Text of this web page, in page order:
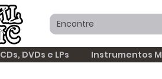
CDs, DVDs e LPs Instrumentos